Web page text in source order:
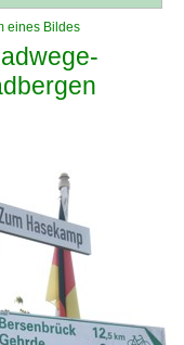
eines Bildes